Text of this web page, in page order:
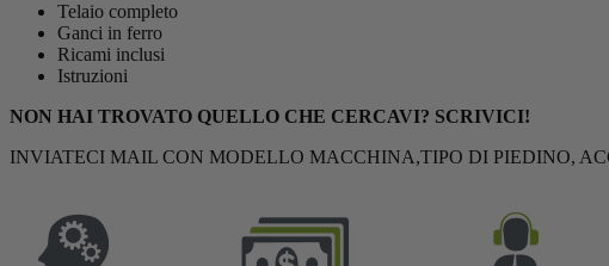
Telaio completo
Ganci in ferro
Ricami inclusi
Istruzioni
NON HAI TROVATO QUELLO CHE CERCAVI? SCRIVICI!
INVIATECI MAIL CON MODELLO MACCHINA,TIPO DI PIEDINO,